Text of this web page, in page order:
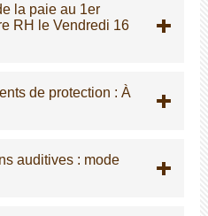
la paie au 1er
RH le Vendredi 16
de protection : À
auditives : mode